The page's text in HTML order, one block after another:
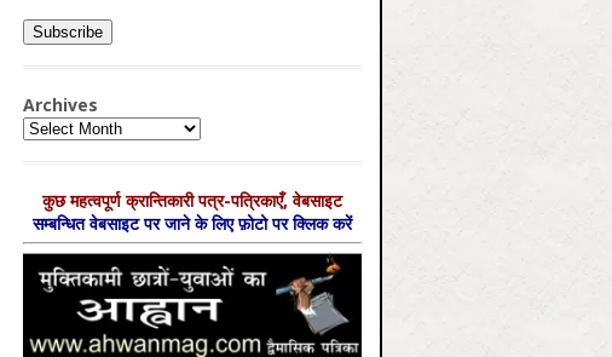
Archives
Archives
कुछ महत्‍वपूर्ण क्रान्तिकारी पत्र-पत्रिकाएँ, वेबसाइट
सम्‍बन्धित वेबसाइट पर जाने के लिए फ़ोटो पर क्लिक करें